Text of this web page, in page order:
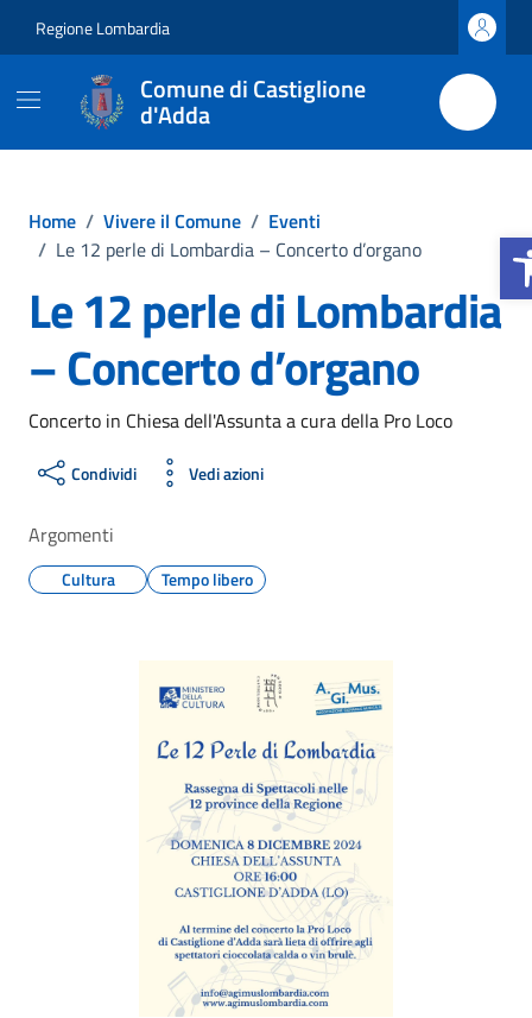
Regione Lombardia
Comune di Castiglione
d'Adda
Home / Vivere il Comune / Eventi
/ Le 12 perle di Lombardia – Concerto d’organo
Le 12 perle di Lombardia
– Concerto d’organo
Concerto in Chiesa dell'Assunta a cura della Pro Loco
Condividi Vedi azioni
Argomenti
Cultura Tempo libero